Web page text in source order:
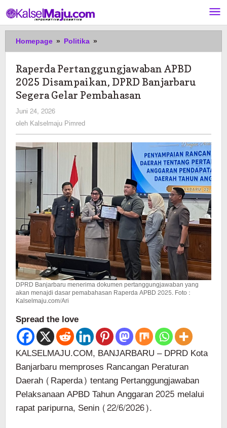
ke
konten
Homepage » Politika »
Pertanggungjawaban
2025
Disampaikan,
DPRD
Pembahasan
Raperda Pertanggungjawaban APBD
2025 Disampaikan, DPRD Banjarbaru
Segera Gelar Pembahasan
Juni 24, 2026
Kalselmaju
Pimred
oleh Kalselmaju Pimred
DPRD Banjarbaru menerima dokumen pertanggungjawaban yang
akan menajdi dasar pemabahasan Raperda APBD 2025. Foto :
Kalselmaju.com/Ari
Spread the love
KALSELMAJU.COM, BANJARBARU – DPRD Kota
Banjarbaru memproses Rancangan Peraturan
Daerah (Raperda) tentang Pertanggungjawaban
Pelaksanaan APBD Tahun Anggaran 2025 melalui
rapat paripurna, Senin (22/6/2026).